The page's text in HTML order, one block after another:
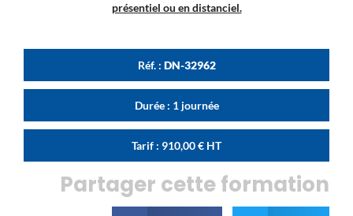
présentiel ou en distanciel.
Réf. : DN-32962
Durée : 1 journée
Tarif : 910,00€ HT
Partager cette formation